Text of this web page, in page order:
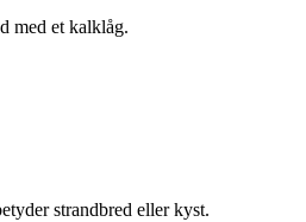
med et kalklåg.
strandbred eller kyst.